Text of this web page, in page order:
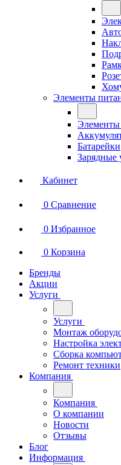
Элементы
Элементы
Батарейки
Зарядные
Кабинет
0 Сравнение
0 Избранное
0 Корзина
Бренды
Акции
Услуги
Услуги
Монтаж
Настройка
Сборка
Ремонт техники
Компания
Компания
О компании
Новости
Отзывы
Блог
Информация